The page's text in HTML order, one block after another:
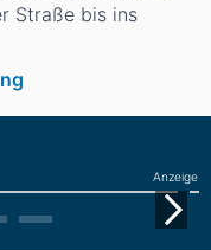
Straße bis ins
Anzeige